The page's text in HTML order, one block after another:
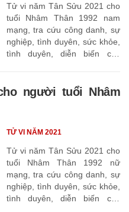
Tử vi năm Tân Sửu 2021 cho
tuổi Nhâm Thân 1992 nam
mạng, tra cứu công danh, sự
nghiệp, tình duyên, sức khỏe,
tình duyên, diễn biến các
người tuổi Nhâm
Tử vi năm Tân Sửu 2021 cho
tuổi Nhâm Thân 1992 nữ
mạng, tra cứu công danh, sự
nghiệp, tình duyên, sức khỏe,
tình duyên, diễn biến các
TỬ VI NĂM 2021